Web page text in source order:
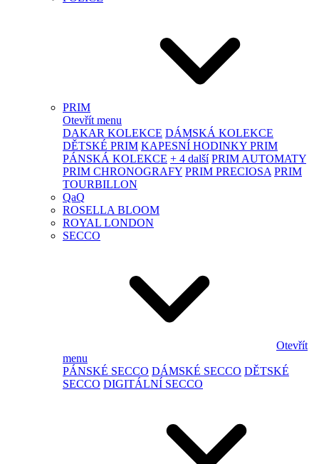
PRIM
Otevřít menu
DAKAR KOLEKCE DÁMSKÁ KOLEKCE
DĚTSKÉ PRIM KAPESNÍ HODINKY PRIM
PÁNSKÁ KOLEKCE + 4 další PRIM AUTOMATY
PRIM CHRONOGRAFY PRIM PRECIOSA PRIM
TOURBILLON
QaQ
ROSELLA BLOOM
ROYAL LONDON
SECCO
Otevřít
menu
PÁNSKÉ SECCO DÁMSKÉ SECCO DĚTSKÉ
SECCO DIGITÁLNÍ SECCO